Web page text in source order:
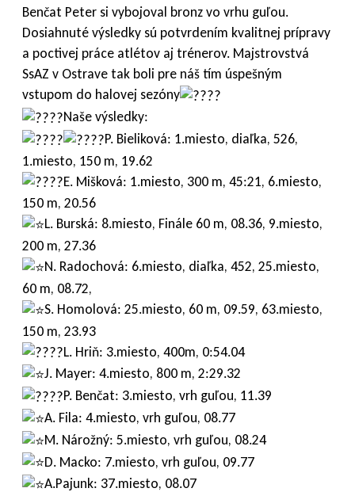
Benčat Peter si vybojoval bronz vo vrhu guľou.
Dosiahnuté výsledky sú potvrdením kvalitnej prípravy
a poctivej práce atlétov aj trénerov. Majstrovstvá
SsAZ v Ostrave tak boli pre náš tím úspešným
vstupom do halovej sezóny
Naše výsledky:
P. Bieliková: 1.miesto, diaľka, 526,
1.miesto, 150 m, 19.62
E. Mišková: 1.miesto, 300 m, 45:21, 6.miesto,
150 m, 20.56
L. Burská: 8.miesto, Finále 60 m, 08.36, 9.miesto,
200 m, 27.36
N. Radochová: 6.miesto, diaľka, 452, 25.miesto,
60 m, 08.72,
S. Homolová: 25.miesto, 60 m, 09.59, 63.miesto,
150 m, 23.93
L. Hriň: 3.miesto, 400m, 0:54.04
J. Mayer: 4.miesto, 800 m, 2:29.32
P. Benčat: 3.miesto, vrh guľou, 11.39
A. Fila: 4.miesto, vrh guľou, 08.77
M. Nárožný: 5.miesto, vrh guľou, 08.24
D. Macko: 7.miesto, vrh guľou, 09.77
A.Pajunk: 37.miesto, 08.07